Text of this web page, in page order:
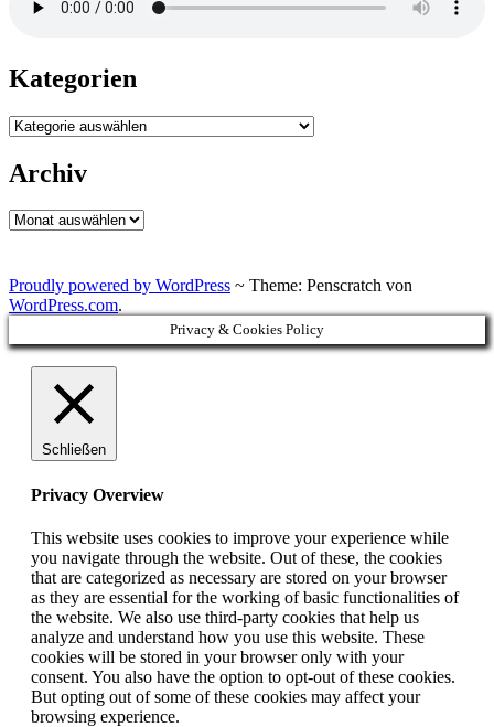
Kategorien
Kategorien
Archiv
Archiv
Proudly powered by WordPress ~ Theme: Penscratch von
WordPress.com.
Privacy & Cookies Policy
Schließen
Privacy Overview
This website uses cookies to improve your experience while
you navigate through the website. Out of these, the cookies
that are categorized as necessary are stored on your browser
as they are essential for the working of basic functionalities of
the website. We also use third-party cookies that help us
analyze and understand how you use this website. These
cookies will be stored in your browser only with your
consent. You also have the option to opt-out of these cookies.
But opting out of some of these cookies may affect your
browsing experience.